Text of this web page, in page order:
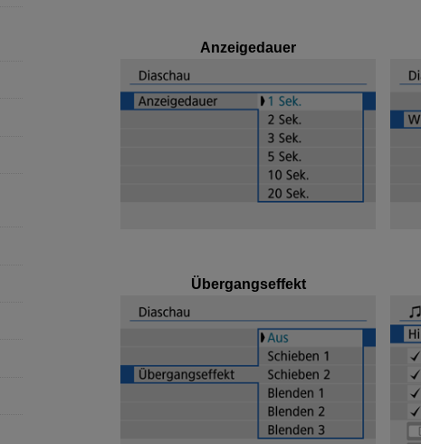
Anzeigedauer
Übergangseffekt